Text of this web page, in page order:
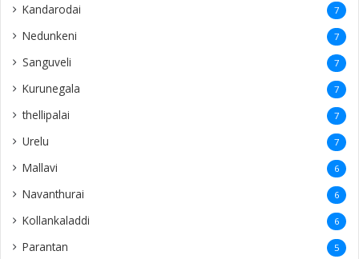
Kandarodai 7
Nedunkeni 7
Sanguveli 7
Kurunegala 7
thellipalai 7
Urelu 7
Mallavi 6
Navanthurai 6
Kollankaladdi 6
Parantan 5